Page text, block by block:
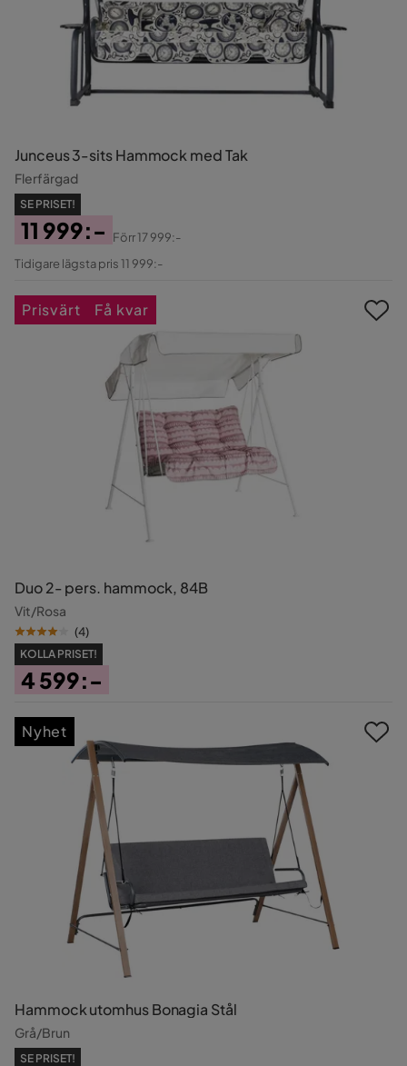
Junceus 3-sits Hammock med Tak
Flerfärgad
SE PRISET!
Pris
11 999:-
Original
Förr17 999:-
Tidigare lägsta pris 11 999:-
Duo 2- pers. hammock, 84B
Vit/Rosa
(4)
KOLLA PRISET!
4 599:-
Prisvärt Få kvar
Hammock utomhus Bonagia Stål
Grå/Brun
SE PRISET!
Nyhet